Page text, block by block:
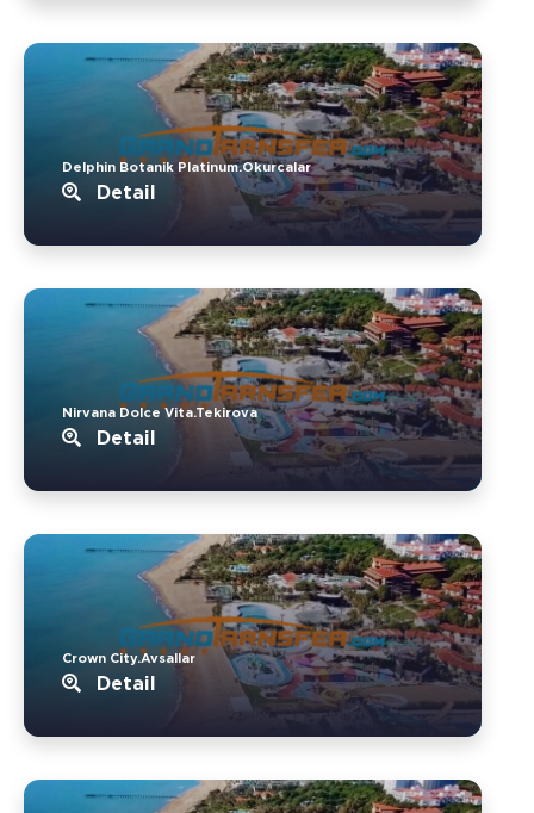
Delphin Botanik Platinum.Okurcalar
Detail
Nirvana Dolce Vita.Tekirova
Detail
Crown City.Avsallar
Detail